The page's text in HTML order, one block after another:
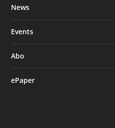
News
Events
Abo
ePaper